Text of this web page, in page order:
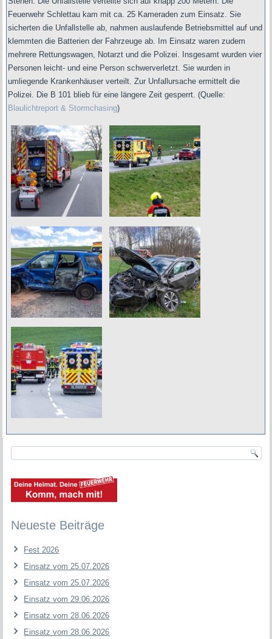
Feuerwehr Schlettau kam mit ca. 25 Kameraden zum Einsatz. Sie
sicherten die Unfallstelle ab, nahmen auslaufende Betriebsmittel auf und
klemmten die Batterien der Fahrzeuge ab. Im Einsatz waren zudem
mehrere Rettungswagen, Notarzt und die Polizei. Insgesamt wurden vier
Personen leicht- und eine Person schwerverletzt. Sie wurden in
umliegende Krankenhäuser verteilt. Zur Unfallursache ermittelt die
Polizei. Die B 101 blieb für eine längere Zeit gesperrt.(Quelle:
Blaulichtreport & Stormchasing)
Neueste Beiträge
Fest 2026
Einsatz vom 25.07.2026
Einsatz vom 25.07.2026
Einsatz vom 29.06.2026
Einsatz vom 28.06.2026
Einsatz vom 28.06.2026